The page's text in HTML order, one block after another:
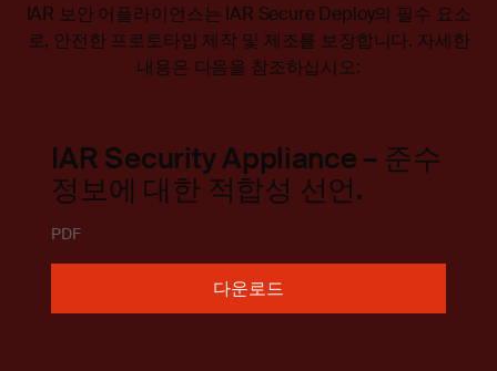
IAR 보안 어플라이언스는 IAR Secure Deploy의 필수 요소
로, 안전한 프로토타입 제작 및 제조를 보장합니다. 자세한
내용은 다음을 참조하십시오:
IAR Security Appliance – 준수
정보에 대한 적합성 선언.
PDF
다운로드